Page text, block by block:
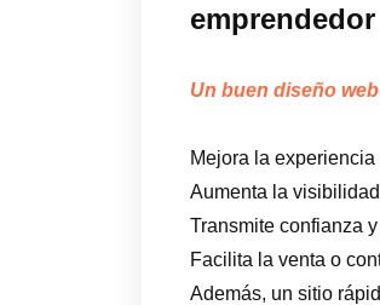
emprendedor
Un buen diseño
Mejora la
Aumenta la
Transmite confianza
Facilita la venta o
Además, un sitio